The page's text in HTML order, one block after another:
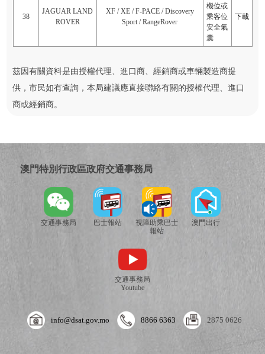
38
JAGUAR LAND
ROVER
XF / XE / F-PACE / Discovery
Sport / RangeRover
機位或
乘客位
安全氣
囊
下載
茲因有關資料是由授權代理、進口商、經銷商或車輛製造商提
供，市民如有查詢，本局建議應直接聯絡有關的授權代理、進口
商或經銷商。
澳門特別行政區政府交通事務局
交通事務局 巴士報站
視障助乘巴士
報站
澳門出行
交通事務局
Youtube
info@dsat.gov.mo 8866 6363 2875 0626